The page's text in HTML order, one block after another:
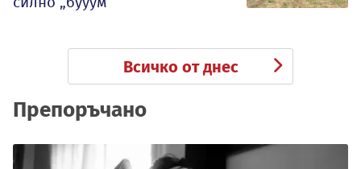
Всичко от днес
Препоръчано